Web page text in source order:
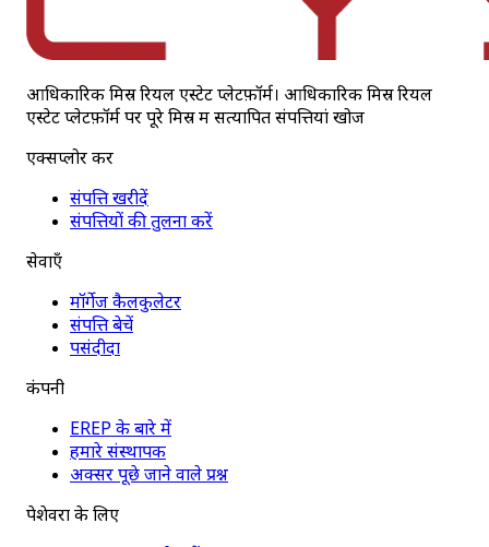
आधिकारिक मिस्र रियल एस्टेट प्लेटफ़ॉर्म। आधिकारिक मिस्र रियल
एस्टेट प्लेटफ़ॉर्म पर पूरे मिस्र में सत्यापित संपत्तियां खोजें
एक्सप्लोर करें
संपत्ति खरीदें
संपत्तियों की तुलना करें
सेवाएँ
मॉर्गेज कैलकुलेटर
संपत्ति बेचें
पसंदीदा
कंपनी
EREP के बारे में
हमारे संस्थापक
अक्सर पूछे जाने वाले प्रश्न
पेशेवरों के लिए